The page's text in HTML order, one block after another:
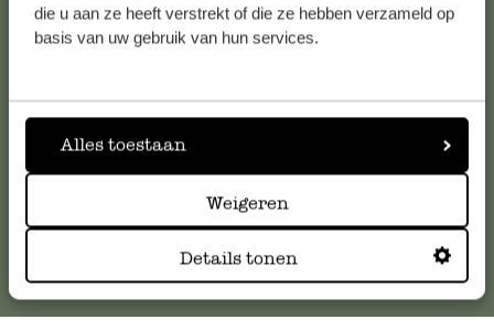
die u aan ze heeft verstrekt of die ze hebben verzameld op
basis van uw gebruik van hun services.
Alles toestaan
Weigeren
Details tonen
Voor vragen, tips of hulp kun je contact opnemen met onze
klantenservice. Of bekijk hier het antwoord op de